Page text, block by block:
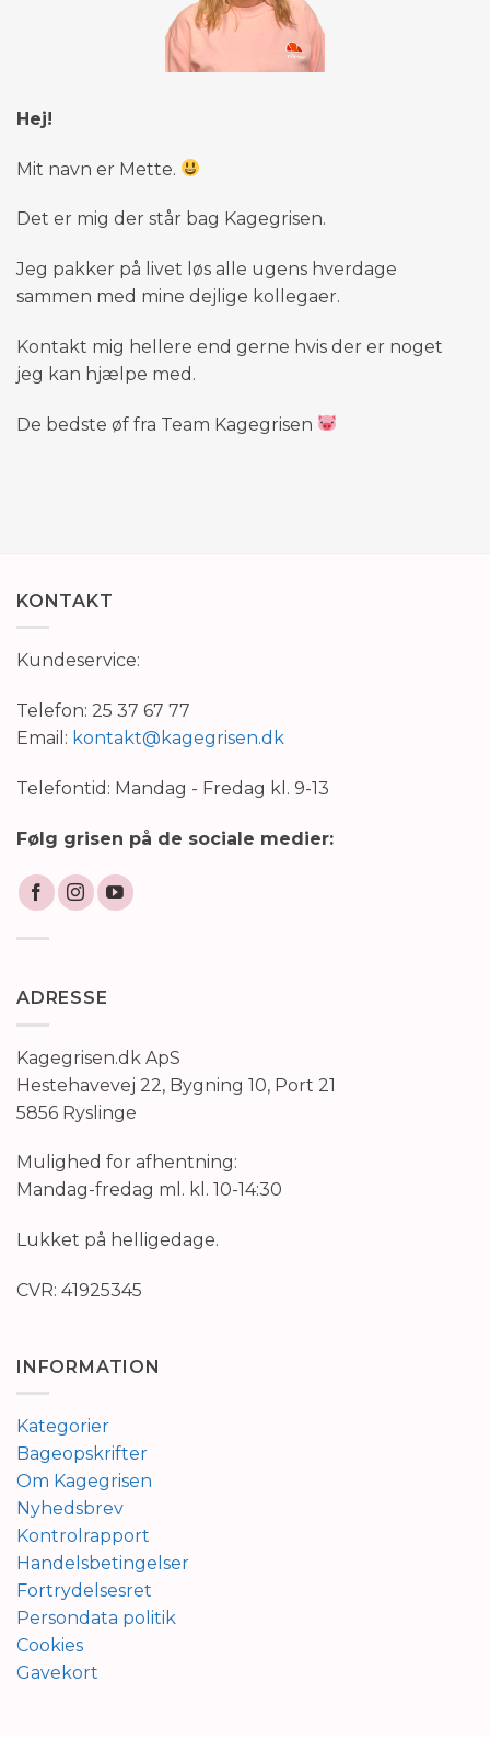
Hej!
Mit navn er Mette.
Det er mig der står bag Kagegrisen.
Jeg pakker på livet løs alle ugens hverdage
sammen med mine dejlige kollegaer.
Kontakt mig hellere end gerne hvis der er noget
jeg kan hjælpe med.
De bedste øf fra Team Kagegrisen
KONTAKT
Kundeservice:
Telefon: 25 37 67 77
Email: kontakt@kagegrisen.dk
Telefontid: Mandag - Fredag kl. 9-13
Følg grisen på de sociale medier:
ADRESSE
Kagegrisen.dk ApS
Hestehavevej 22, Bygning 10, Port 21
5856 Ryslinge
Mulighed for afhentning:
Mandag-fredag ml. kl. 10-14:30
Lukket på helligedage.
CVR: 41925345
INFORMATION
Kategorier
Bageopskrifter
Om Kagegrisen
Nyhedsbrev
Kontrolrapport
Handelsbetingelser
Fortrydelsesret
Persondata politik
Cookies
Gavekort